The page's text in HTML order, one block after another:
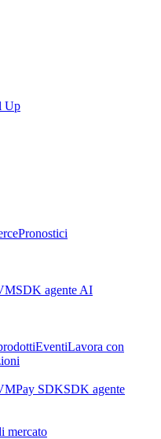
Up
Pronostici
SDK agente AI
EventiLavora con
Pay SDKSDK agente
mercato